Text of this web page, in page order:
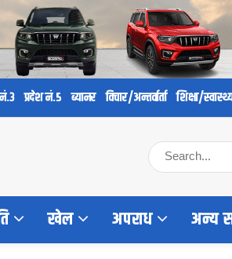
प्रदेश नं.५ ब्यानर विचार/अन्तर्वार्ता शिक्षा/
खेल अपराध अन्य